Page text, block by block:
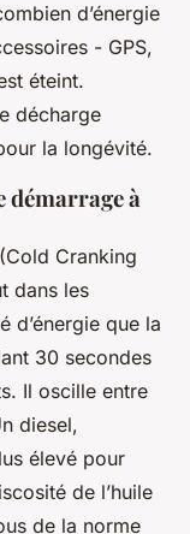
d’énergie
- GPS,
éteint.
décharge
la longévité.
démarrage à
Cranking
dans les
d’énergie que la
30 secondes
Il oscille entre
diesel,
élevé pour
de l’huile
de la norme